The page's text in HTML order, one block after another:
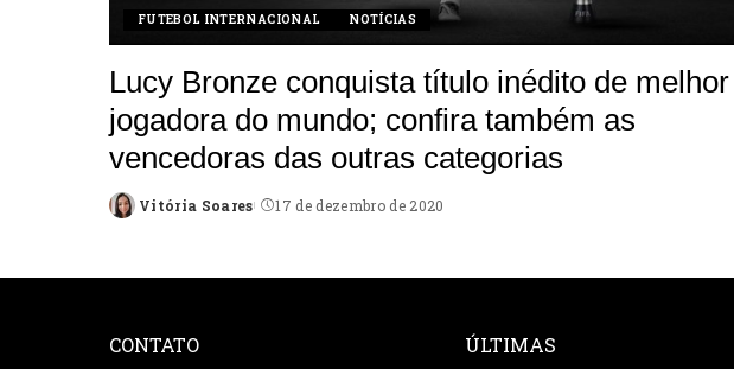
FUTEBOL INTERNACIONAL NOTÍCIAS
Lucy Bronze conquista título inédito de melhor
jogadora do mundo; confira também as
vencedoras das outras categorias
Posted
Vitória Soares 17 de dezembro de 2020
CONTATO ÚLTIMAS